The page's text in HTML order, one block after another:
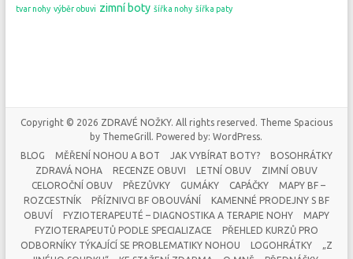
tvar nohy výběr obuvi zimní boty šířka nohy šířka paty
Copyright © 2026 ZDRAVÉ NOŽKY. All rights reserved. Theme Spacious
by ThemeGrill. Powered by:WordPress.
BLOG
MĚŘENÍ NOHOU A BOT JAK VYBÍRAT BOTY?
BOSOHRÁTKY
ZDRAVÁ NOHA
RECENZE OBUVI LETNÍ OBUV
ZIMNÍ OBUV
CELOROČNÍ OBUV
PŘEZŮVKY GUMÁKY CAPÁČKY
MAPY BF –
ROZCESTNÍK
PŘÍZNIVCI BF OBOUVÁNÍ
KAMENNÉ PRODEJNY S BF
OBUVÍ
FYZIOTERAPEUTÉ – DIAGNOSTIKA A TERAPIE NOHY
MAPY
FYZIOTERAPEUTŮ PODLE SPECIALIZACE
PŘEHLED KURZŮ PRO
ODBORNÍKY TÝKAJÍCÍ SE PROBLEMATIKY NOHOU
LOGOHRÁTKY
„Z